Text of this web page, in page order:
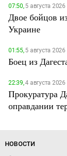
07:50,5 августа 2026
Двое бойцов
Украине
01:55,5 августа 2026
Боец из
22:39,4 августа 2026
Прокуратура
оправдании
НОВОСТИ